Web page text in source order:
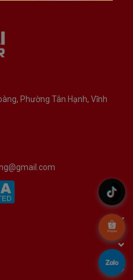
Phường Tân Hạnh, Vĩnh
.
.
.